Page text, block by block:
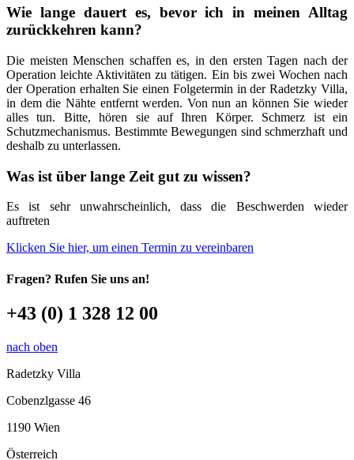
Wie lange dauert es, bevor ich in meinen Alltag
zurückkehren kann?
Die meisten Menschen schaffen es, in den ersten Tagen nach der
Operation leichte Aktivitäten zu tätigen. Ein bis zwei Wochen nach
der Operation erhalten Sie einen Folgetermin in der Radetzky Villa,
in dem die Nähte entfernt werden. Von nun an können Sie wieder
alles tun. Bitte, hören sie auf Ihren Körper. Schmerz ist ein
Schutzmechanismus. Bestimmte Bewegungen sind schmerzhaft und
deshalb zu unterlassen.
Was ist über lange Zeit gut zu wissen?
Es ist sehr unwahrscheinlich, dass die Beschwerden wieder
auftreten
Klicken Sie hier, um einen Termin zu vereinbaren
Fragen? Rufen Sie uns an!
+43 (0) 1 328 12 00
nach oben
Radetzky Villa
Cobenzlgasse 46
1190 Wien
Österreich